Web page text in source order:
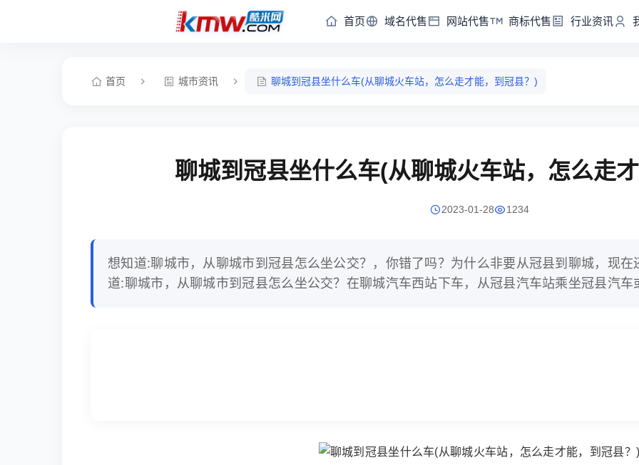
首页 域名代售 网站代售 商标代售 行业资讯
首页 城市资讯 聊城到冠县坐什么车(从聊城火车站，怎么走才能，到冠县？)
聊城到冠县坐什么车(从聊城火车站，怎么走
2023-01-28 1234
想知道:聊城市，从聊城市到冠县怎么坐公交？，你错了吗？为什么非要从冠县到聊城，现
道:聊城市，从聊城市到冠县怎么坐公交？在聊城汽车西站下车，从冠县汽车站乘坐冠县汽车